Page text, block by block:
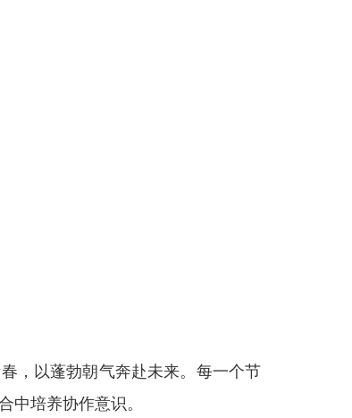
，以蓬勃朝气奔赴未来。每一个节
中培养协作意识。